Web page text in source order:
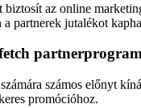
biztosít az online
partnerek jutalékot
számos előnyt
promócióhoz.